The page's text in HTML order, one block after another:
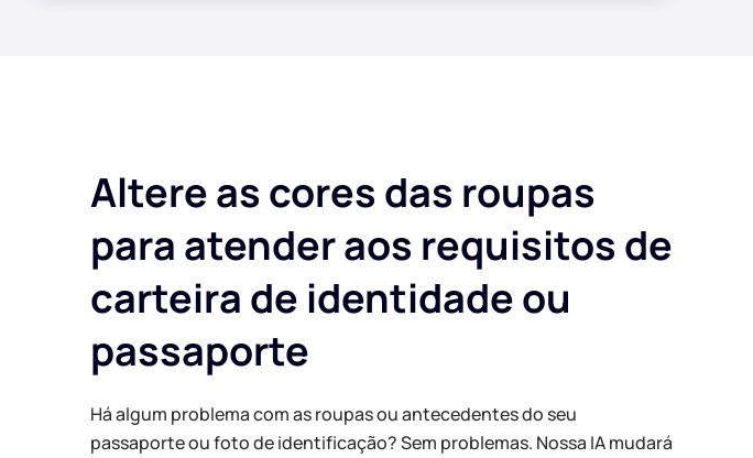
Altere as cores das roupas
para atender aos requisitos de
carteira de identidade ou
passaporte
Há algum problema com as roupas ou antecedentes do seu
passaporte ou foto de identificação? Sem problemas. Nossa IA mudará